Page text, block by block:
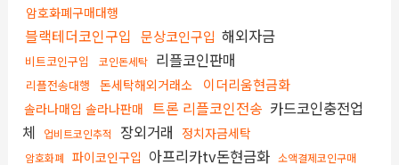
암호화폐구매대행
블랙테더코인구입 문상코인구입 해외자금
비트코인구입 코인돈세탁 리플코인판매
리플전송대행 돈세탁해외거래소 이더리움현금화
솔라나매입 솔라나판매 트론 리플코인전송 카드코인충전업
체
업비트코인추적 장외거래 정치자금세탁
암호화폐 파이코인구입 아프리카tv돈현금화 소액결제코인구매